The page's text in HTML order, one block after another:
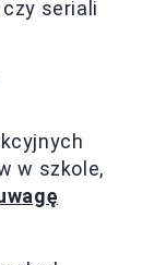
seriali
w szkole,